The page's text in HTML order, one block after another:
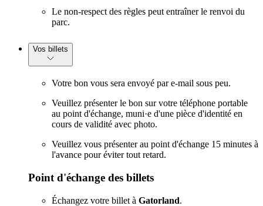
Le non-respect des règles peut entraîner le renvoi du
parc.
Vos billets
Votre bon vous sera envoyé par e-mail sous peu.
Veuillez présenter le bon sur votre téléphone portable
au point d'échange, muni·e d'une pièce d'identité en
cours de validité avec photo.
Veuillez vous présenter au point d'échange 15 minutes à
l'avance pour éviter tout retard.
Point d'échange des billets
Échangez votre billet à Gatorland.